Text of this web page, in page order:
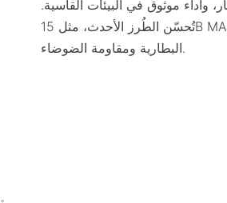
وأداء موثوق في البيئات القاسية.
تُحسّن الطُرز الأحدث، مثل 15B MAX، من عمر
البطارية ومقاومة الضوضاء.